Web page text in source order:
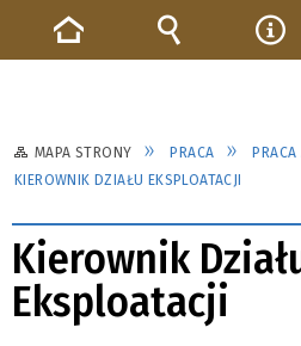
MAPA STRONY PRACA PRACA
KIEROWNIK DZIAŁU EKSPLOATACJI
Kierownik
Eksploatacji
Strona